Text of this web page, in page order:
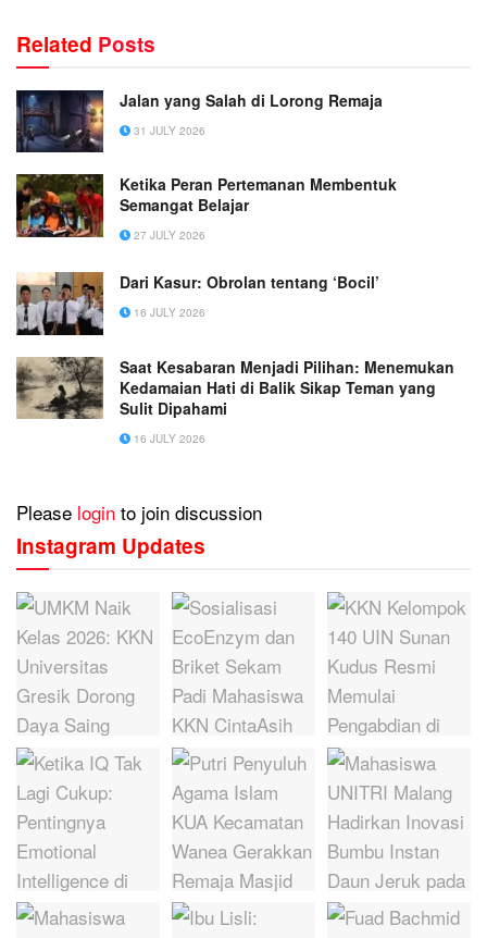
Related Posts
Jalan yang Salah di Lorong Remaja
31 JULY 2026
Ketika Peran Pertemanan Membentuk
Semangat Belajar
27 JULY 2026
Dari Kasur: Obrolan tentang ‘Bocil’
16 JULY 2026
Saat Kesabaran Menjadi Pilihan: Menemukan
Kedamaian Hati di Balik Sikap Teman yang
Sulit Dipahami
16 JULY 2026
Please login to join discussion
Instagram Updates